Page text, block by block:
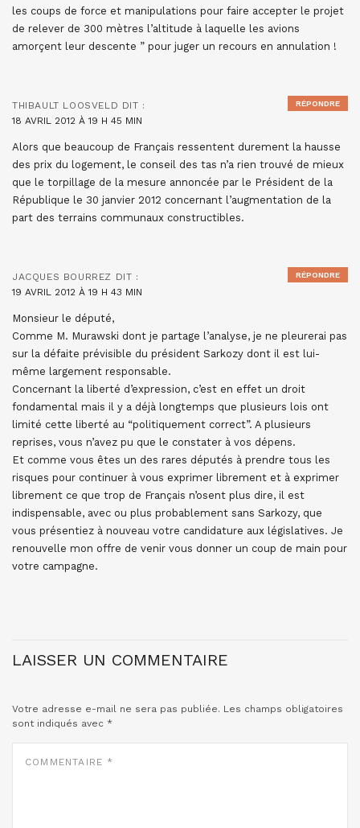
les coups de force et manipulations pour faire accepter le projet
de relever de 300 mètres l’altitude à laquelle les avions
amorçent leur descente ” pour juger un recours en annulation !
THIBAULT LOOSVELD DIT :
18 AVRIL 2012 À 19 H 45 MIN
Alors que beaucoup de Français ressentent durement la hausse
des prix du logement, le conseil des tas n’a rien trouvé de mieux
que le torpillage de la mesure annoncée par le Président de la
République le 30 janvier 2012 concernant l’augmentation de la
part des terrains communaux constructibles.
RÉPONDRE
JACQUES BOURREZ DIT :
19 AVRIL 2012 À 19 H 43 MIN
Monsieur le député,
Comme M. Murawski dont je partage l’analyse, je ne pleurerai pas
sur la défaite prévisible du président Sarkozy dont il est lui-
même largement responsable.
Concernant la liberté d’expression, c’est en effet un droit
fondamental mais il y a déjà longtemps que plusieurs lois ont
limité cette liberté au “politiquement correct”. A plusieurs
reprises, vous n’avez pu que le constater à vos dépens.
Et comme vous êtes un des rares députés à prendre tous les
risques pour continuer à vous exprimer librement et à exprimer
librement ce que trop de Français n’osent plus dire, il est
indispensable, avec ou plus probablement sans Sarkozy, que
vous présentiez à nouveau votre candidature aux législatives. Je
renouvelle mon offre de venir vous donner un coup de main pour
votre campagne.
RÉPONDRE
LAISSER UN COMMENTAIRE
Votre adresse e-mail ne sera pas publiée. Les champs obligatoires
sont indiqués avec *